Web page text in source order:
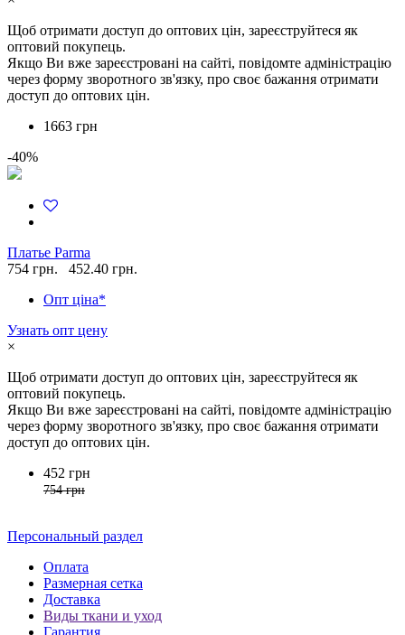
Щоб отримати доступ до оптових цін, зареєструйтеся як
оптовий покупець.
Якщо Ви вже зареєстровані на сайті, повідомте адміністрацію
через форму зворотного зв'язку, про своє бажання отримати
доступ до оптових цін.
1663 грн
-40%
Платье Parma
754 грн.
452.40 грн.
Опт ціна*
Узнать опт цену
×
Щоб отримати доступ до оптових цін, зареєструйтеся як
оптовий покупець.
Якщо Ви вже зареєстровані на сайті, повідомте адміністрацію
через форму зворотного зв'язку, про своє бажання отримати
доступ до оптових цін.
452 грн
754 грн
Персональный раздел
Оплата
Размерная сетка
Доставка
Виды ткани и уход